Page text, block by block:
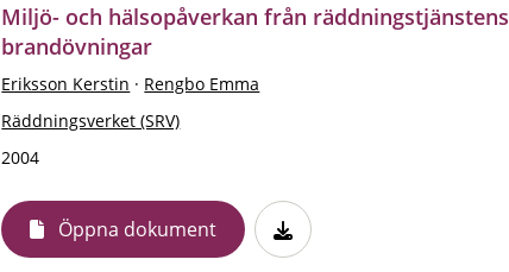
Miljö- och hälsopåverkan från räddningstjänstens
brandövningar
Eriksson Kerstin · Rengbo Emma
Räddningsverket (SRV)
2004
Öppna dokument